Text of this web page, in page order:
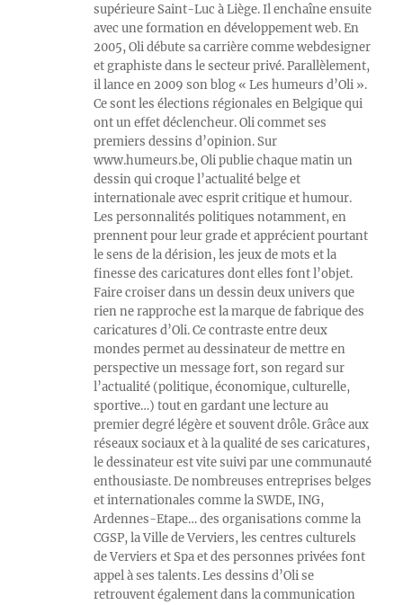
supérieure Saint-Luc à Liège. Il enchaîne ensuite
avec une formation en développement web. En
2005, Oli débute sa carrière comme webdesigner
et graphiste dans le secteur privé. Parallèlement,
il lance en 2009 son blog « Les humeurs d’Oli ».
Ce sont les élections régionales en Belgique qui
ont un effet déclencheur. Oli commet ses
premiers dessins d’opinion. Sur
www.humeurs.be, Oli publie chaque matin un
dessin qui croque l’actualité belge et
internationale avec esprit critique et humour.
Les personnalités politiques notamment, en
prennent pour leur grade et apprécient pourtant
le sens de la dérision, les jeux de mots et la
finesse des caricatures dont elles font l’objet.
Faire croiser dans un dessin deux univers que
rien ne rapproche est la marque de fabrique des
caricatures d’Oli. Ce contraste entre deux
mondes permet au dessinateur de mettre en
perspective un message fort, son regard sur
l’actualité (politique, économique, culturelle,
sportive…) tout en gardant une lecture au
premier degré légère et souvent drôle. Grâce aux
réseaux sociaux et à la qualité de ses caricatures,
le dessinateur est vite suivi par une communauté
enthousiaste. De nombreuses entreprises belges
et internationales comme la SWDE, ING,
Ardennes-Etape… des organisations comme la
CGSP, la Ville de Verviers, les centres culturels
de Verviers et Spa et des personnes privées font
appel à ses talents. Les dessins d’Oli se
retrouvent également dans la communication